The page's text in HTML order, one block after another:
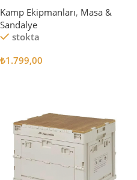
Kamp Ekipmanları, Masa &
Sandalye
stokta
₺1.799,00